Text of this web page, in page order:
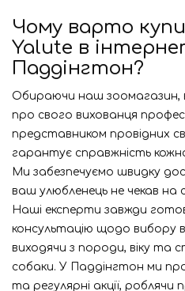
Чому варто
Yalute в
Паддінгтон?
Обираючи наш зоомагазин,
про свого вихованця
представником провідних
гарантує справжність
Ми забезпечуємо швидку
ваш улюбленець не чекав на
Наші експерти завжди
консультацію щодо вибору
виходячи з породи, віку та
собаки. У Паддінгтон ми
та регулярні акції, роблячи